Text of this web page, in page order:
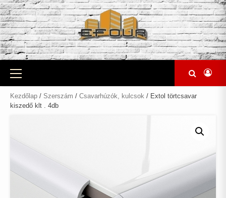
Skip
to
content
Primary
Menu
Kezdőlap / Szerszám / Csavarhúzók, kulcsok / Extol törtcsavar
kiszedő klt . 4db